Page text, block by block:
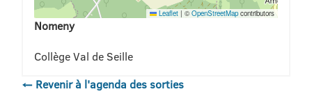
Leaflet | ©OpenStreetMap contributors
Nomeny
Collège Val de Seille
← Revenir à l'agenda des sorties